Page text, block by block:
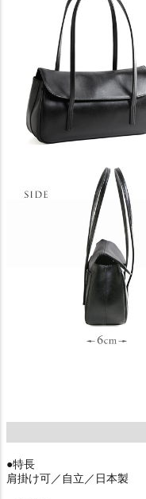
●特長
肩掛け可／自立／日本製